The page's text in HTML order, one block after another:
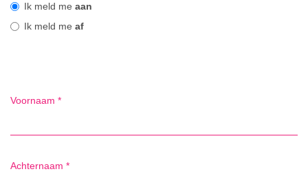
Ik meld me aan
Ik meld me af
Voornaam *
Achternaam *